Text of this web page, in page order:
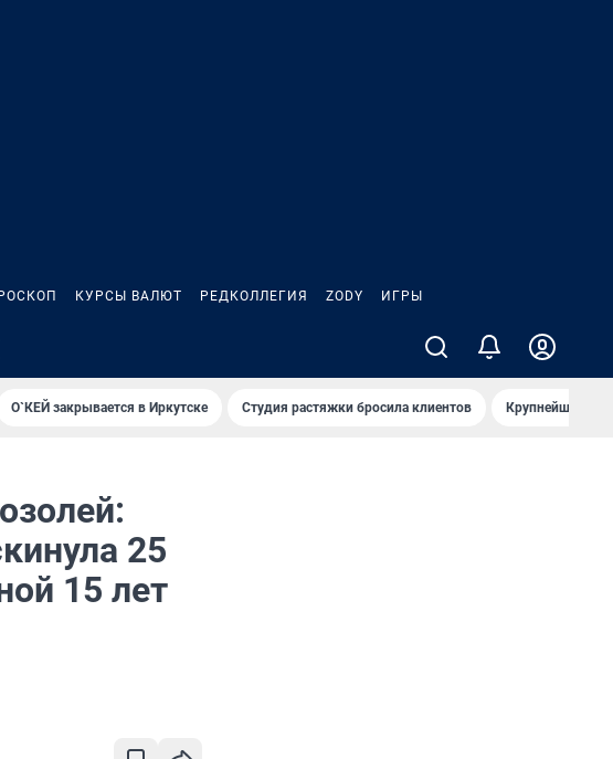
КУРСЫ ВАЛЮТ РЕДКОЛЛЕГИЯ ZODY ИГРЫ
О`КЕЙ закрывается в Иркутске Студия растяжки бросила клиентов Крупнейшие
25
15 лет